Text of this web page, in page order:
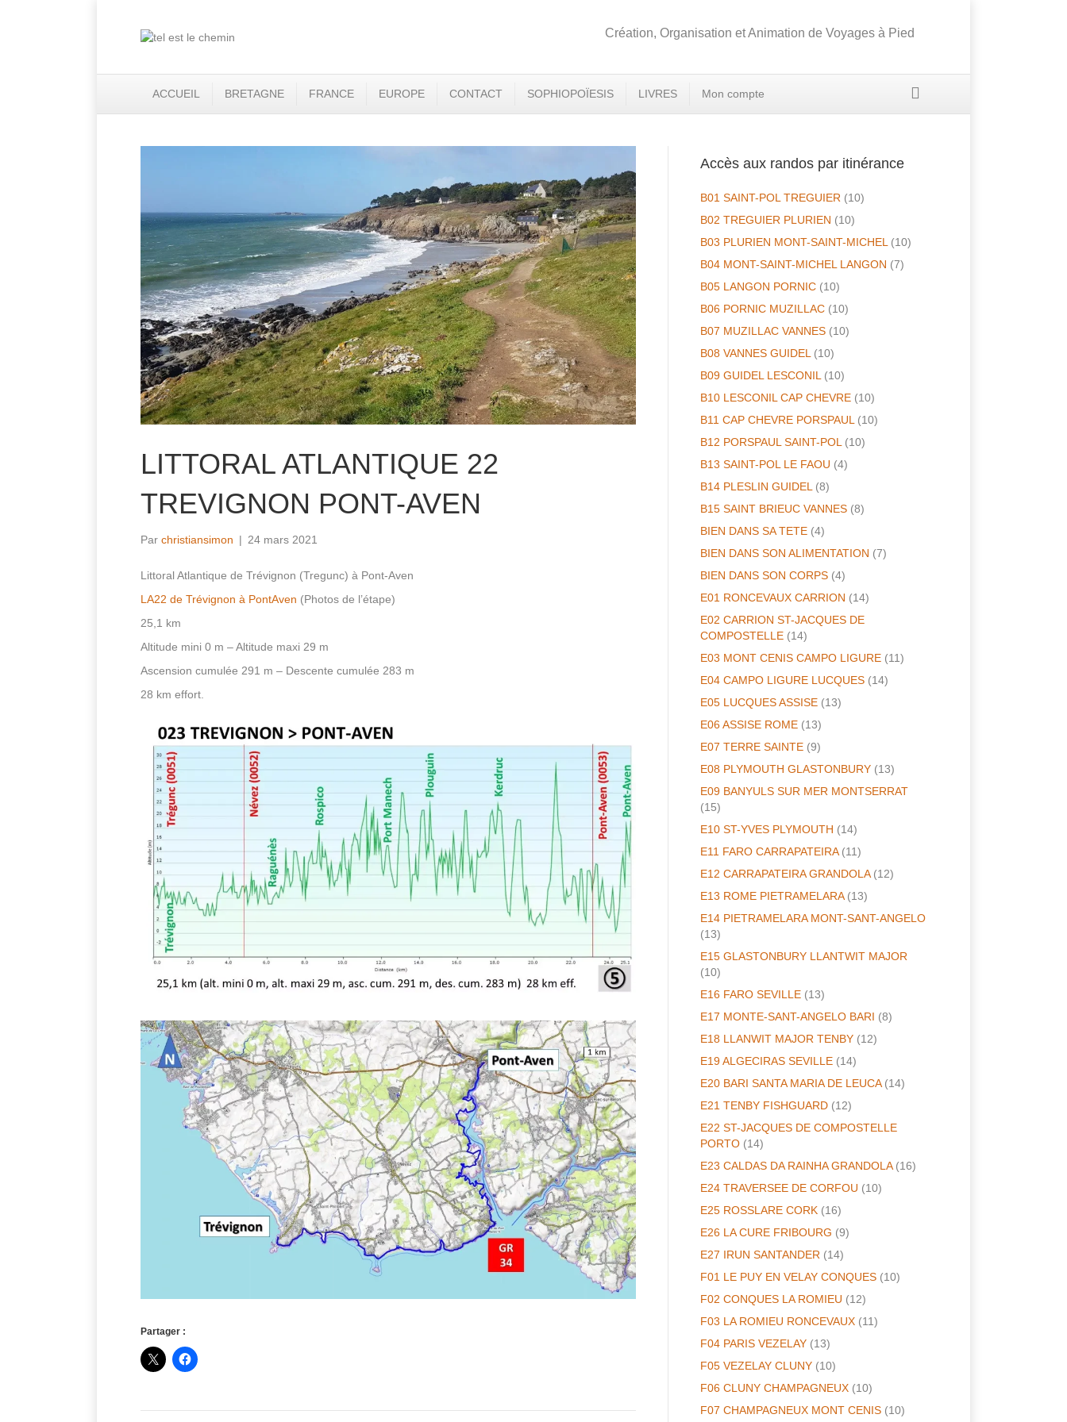
Création, Organisation et Animation de Voyages à Pied
ACCUEIL BRETAGNE FRANCE EUROPE CONTACT SOPHIOPOÏESIS LIVRES Mon compte
LITTORAL ATLANTIQUE 22
TREVIGNON PONT-AVEN
Par christiansimon | 24 mars 2021
Littoral Atlantique de Trévignon (Tregunc) à Pont-Aven
LA22 de Trévignon à PontAven (Photos de l’étape)
25,1 km
Altitude mini 0 m – Altitude maxi 29 m
Ascension cumulée 291 m – Descente cumulée 283 m
28 km effort.
Partager :
Accès aux randos par itinérance
B01 SAINT-POL TREGUIER (10)
B02 TREGUIER PLURIEN (10)
B03 PLURIEN MONT-SAINT-MICHEL (10)
B04 MONT-SAINT-MICHEL LANGON (7)
B05 LANGON PORNIC (10)
B06 PORNIC MUZILLAC (10)
B07 MUZILLAC VANNES (10)
B08 VANNES GUIDEL (10)
B09 GUIDEL LESCONIL (10)
B10 LESCONIL CAP CHEVRE (10)
B11 CAP CHEVRE PORSPAUL (10)
B12 PORSPAUL SAINT-POL (10)
B13 SAINT-POL LE FAOU (4)
B14 PLESLIN GUIDEL (8)
B15 SAINT BRIEUC VANNES (8)
BIEN DANS SA TETE (4)
BIEN DANS SON ALIMENTATION (7)
BIEN DANS SON CORPS (4)
E01 RONCEVAUX CARRION (14)
E02 CARRION ST-JACQUES DE
COMPOSTELLE (14)
E03 MONT CENIS CAMPO LIGURE (11)
E04 CAMPO LIGURE LUCQUES (14)
E05 LUCQUES ASSISE (13)
E06 ASSISE ROME (13)
E07 TERRE SAINTE (9)
E08 PLYMOUTH GLASTONBURY (13)
E09 BANYULS SUR MER MONTSERRAT
(15)
E10 ST-YVES PLYMOUTH (14)
E11 FARO CARRAPATEIRA(11)
E12 CARRAPATEIRA GRANDOLA(12)
E13 ROME PIETRAMELARA(13)
E14 PIETRAMELARA MONT-SANT-ANGELO
(13)
E15 GLASTONBURY LLANTWIT MAJOR
(10)
E16 FARO SEVILLE (13)
E17 MONTE-SANT-ANGELO BARI (8)
E18 LLANWIT MAJOR TENBY (12)
E19 ALGECIRAS SEVILLE (14)
E20 BARI SANTA MARIA DE LEUCA(14)
E21 TENBY FISHGUARD (12)
E22 ST-JACQUES DE COMPOSTELLE
PORTO (14)
E23 CALDAS DA RAINHA GRANDOLA(16)
E24 TRAVERSEE DE CORFOU (10)
E25 ROSSLARE CORK (16)
E26 LA CURE FRIBOURG (9)
E27 IRUN SANTANDER (14)
F01 LE PUY EN VELAY CONQUES (10)
F02 CONQUES LA ROMIEU (12)
F03 LA ROMIEU RONCEVAUX (11)
F04 PARIS VEZELAY (13)
F05 VEZELAY CLUNY (10)
F06 CLUNY CHAMPAGNEUX (10)
F07 CHAMPAGNEUX MONT CENIS (10)